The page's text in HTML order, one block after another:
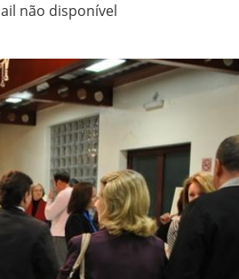
não disponível